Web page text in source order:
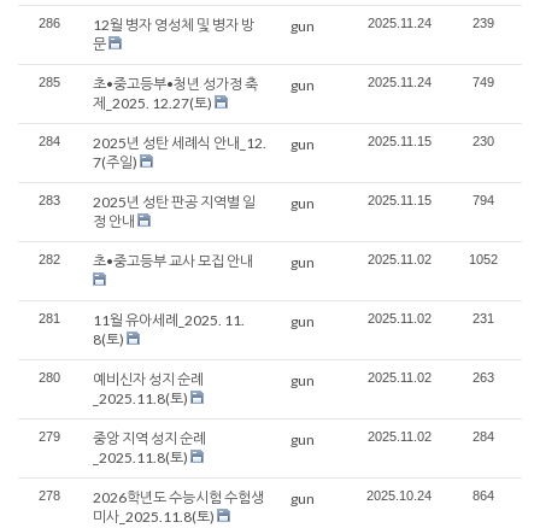
286
12월 병자 영성체 및 병자 방
문
gun 2025.11.24 239
285
초•중고등부•청년 성가정 축
제_2025. 12.27(토)
gun 2025.11.24 749
284
2025년 성탄 세례식 안내_12.
7(주일)
gun 2025.11.15 230
283
2025년 성탄 판공 지역별 일
정 안내
gun 2025.11.15 794
282 초•중고등부 교사 모집 안내 gun 2025.11.02 1052
281
11월 유아세례_2025. 11.
8(토)
gun 2025.11.02 231
280
예비신자 성지 순례
_2025.11.8(토)
gun 2025.11.02 263
279
중앙 지역 성지 순례
_2025.11.8(토)
gun 2025.11.02 284
278
2026학년도 수능시험 수험생
미사_2025.11.8(토)
gun 2025.10.24 864